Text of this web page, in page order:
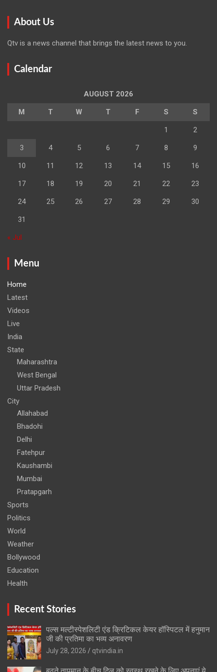
About Us
Qtv is a news channel that brings the latest news to you.
Calendar
AUGUST 2026
M T W T F S S
1 2
3 4 5 6 7 8 9
10 11 12 13 14 15 16
17 18 19 20 21 22 23
24 25 26 27 28 29 30
31
« Jul
Menu
Home
Latest
Videos
Live
India
State
Maharashtra
West Bengal
Uttar Pradesh
City
Allahabad
Bhadohi
Delhi
Fatehpur
Kaushambi
Mumbai
Pratapgarh
Sports
Politics
World
Weather
Bollywood
Education
Health
Recent Stories
पल्स मल्टीस्पेशलिटी एंड क्रिटिकल केयर हॉस्पिटल में हनुमान
जी की प्रतिमा का भव्य अनावरण
July 28, 2026
qtvindia.in